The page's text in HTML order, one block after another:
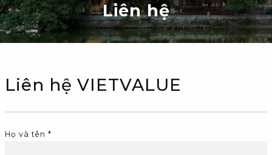
Liên hệ
Liên hệ VIETVALUE
Họ và tên *